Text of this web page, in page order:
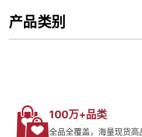
产品类别
100万+品类
全品全覆盖，海量现货高